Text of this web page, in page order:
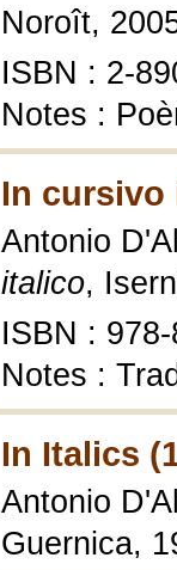
Noroît,
ISBN : 2-
Notes :
In cursivo
Antonio
italico,
ISBN :
Notes :
In Italics
Antonio
Guernica,